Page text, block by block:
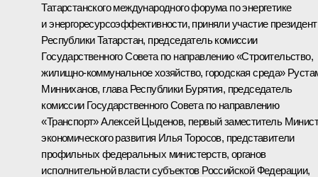
Татарстанского международного форума по энергетике
и энергоресурсоэффективности, приняли участие президент
Республики Татарстан, председатель комиссии
Государственного Совета по направлению «Строительство,
жилищно-коммунальное хозяйство, городская среда»
Минниханов, глава Республики Бурятия, председатель
комиссии Государственного Совета по направлению
«Транспорт»Алексей Цыденов, первый заместитель
экономического развития Илья Торосов, представители
профильных федеральных министерств, органов
исполнительной власти субъектов Российской Федерации,